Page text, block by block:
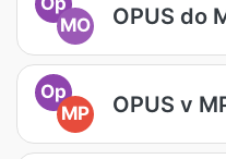
MO
OPUS do
Op
MP
OPUS v